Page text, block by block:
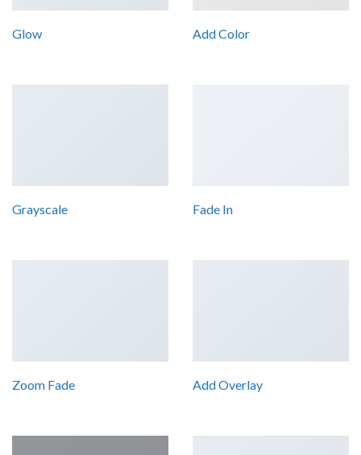
Glow Add Color
Grayscale Fade In
Zoom Fade Add Overlay